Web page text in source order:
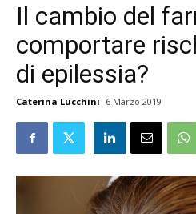
Il cambio del
comportare
di epilessia?
Caterina Lucchini 6 Marzo 2019